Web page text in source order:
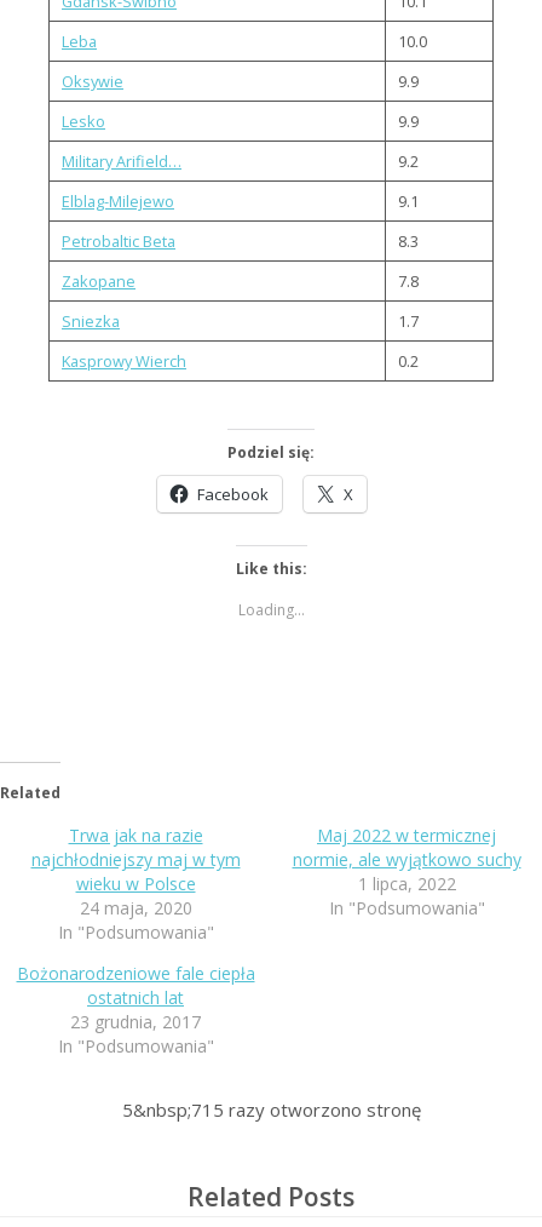
Leba
10.0
Oksywie
9.9
Lesko
9.9
Military Arifield…
9.2
Elblag-Milejewo
9.1
Petrobaltic Beta
8.3
Zakopane
7.8
Sniezka
1.7
Kasprowy Wierch
0.2
Podziel się:
Facebook X
Like this:
Loading...
Related
Trwa jak na razie
najchłodniejszy maj w tym
wieku w Polsce
24 maja, 2020
In "Podsumowania"
Maj 2022 w termicznej
normie, ale wyjątkowo suchy
1 lipca, 2022
In "Podsumowania"
Bożonarodzeniowe fale ciepła
ostatnich lat
23 grudnia, 2017
In "Podsumowania"
5&nbsp;715 razy otworzono stronę
Related Posts